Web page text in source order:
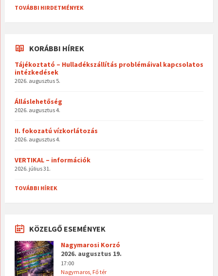
TOVÁBBI HIRDETMÉNYEK
KORÁBBI HÍREK
Tájékoztató – Hulladékszállítás problémáival kapcsolatos
intézkedések
2026. augusztus 5.
Álláslehetőség
2026. augusztus 4.
II. fokozatú vízkorlátozás
2026. augusztus 4.
VERTIKAL – információk
2026. július 31.
TOVÁBBI HÍREK
KÖZELGŐ ESEMÉNYEK
Nagymarosi Korzó
2026. augusztus 19.
17:00
Nagymaros, Fő tér